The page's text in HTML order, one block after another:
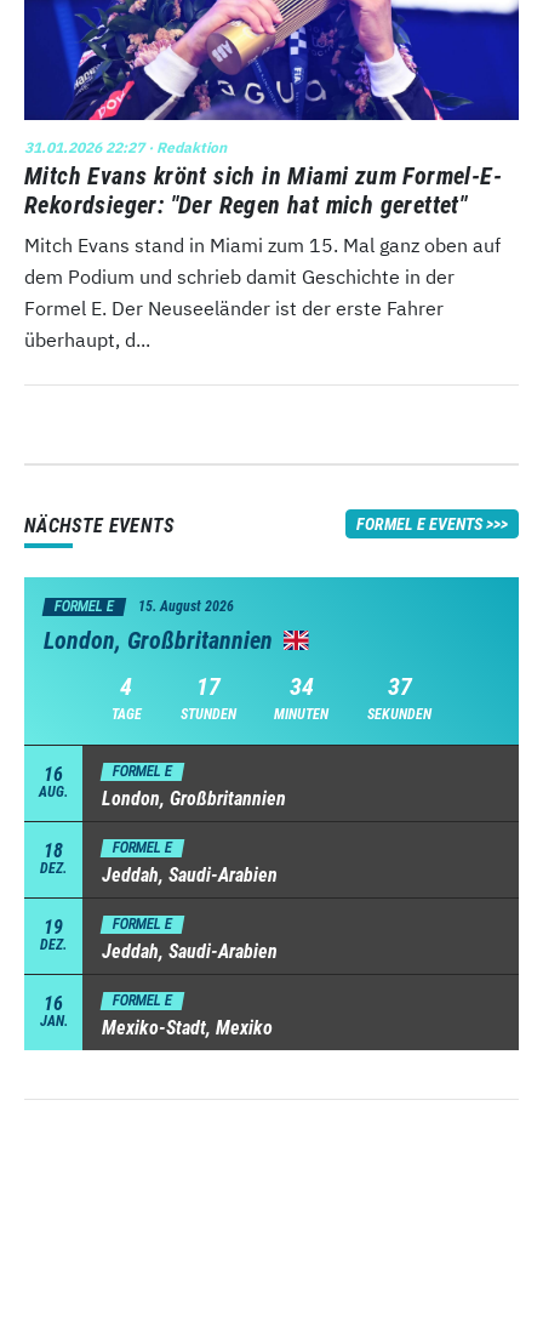
31.01.2026 22:27· Redaktion
Mitch Evans krönt sich in Miami zum Formel-E-
Rekordsieger: "Der Regen hat mich gerettet"
Mitch Evans stand in Miami zum 15. Mal ganz oben auf
dem Podium und schrieb damit Geschichte in der
Formel E. Der Neuseeländer ist der erste Fahrer
überhaupt, d...
NÄCHSTE EVENTS FORMEL E EVENTS
FORMEL E 15. August 2026
London, Großbritannien
4
TAGE
17
STUNDEN
34
MINUTEN
35
SEKUNDEN
16
AUG.
FORMEL E
London, Großbritannien
18
DEZ.
FORMEL E
Jeddah, Saudi-Arabien
19
DEZ.
FORMEL E
Jeddah, Saudi-Arabien
16
JAN.
FORMEL E
Mexiko-Stadt, Mexiko